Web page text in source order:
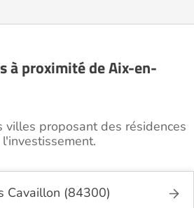
à proximité de Aix-en-
villes proposant des résidences
Cavaillon (84300)